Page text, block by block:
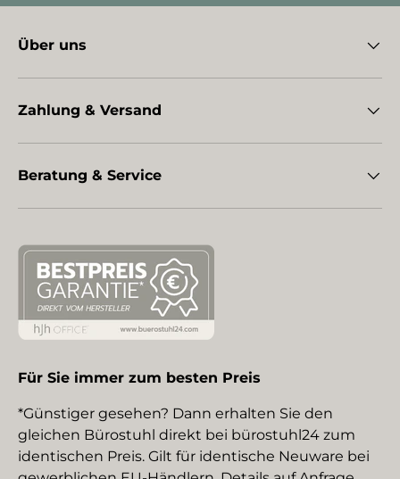
Über uns
Zahlung & Versand
Beratung & Service
Für Sie immer zum besten Preis
*Günstiger gesehen? Dann erhalten Sie den
gleichen Bürostuhl direkt bei bürostuhl24 zum
identischen Preis. Gilt für identische Neuware bei